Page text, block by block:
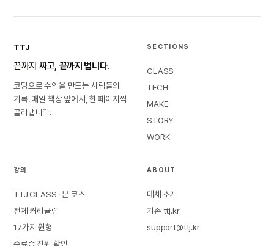
TTJ
끝까지 짜고, 끝까지 법니다.
코딩으로 수익을 만드는 사람들의
기록. 매일 책상 앞에서, 한 페이지씩
골라냅니다.
SECTIONS
CLASS
TECH
MAKE
STORY
WORK
강의
TTJ CLASS · 본 코스
전체 커리큘럼
17가지 원형
수료증 진위 확인
ABOUT
매체 소개
기존 ttj.kr
support@ttj.kr